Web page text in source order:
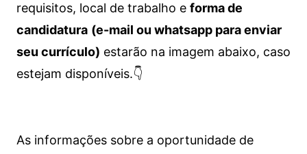
requisitos, local de trabalho e forma de
candidatura (e-mail ou whatsapp para enviar
seu currículo) estarão na imagem abaixo, caso
estejam disponíveis.👇
As informações sobre a oportunidade de